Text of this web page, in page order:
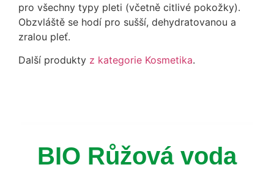
pro všechny typy pleti (včetně citlivé pokožky).
Obzvláště se hodí pro sušší, dehydratovanou a
zralou pleť.
Další produkty z kategorie Kosmetika.
BIO Růžová voda